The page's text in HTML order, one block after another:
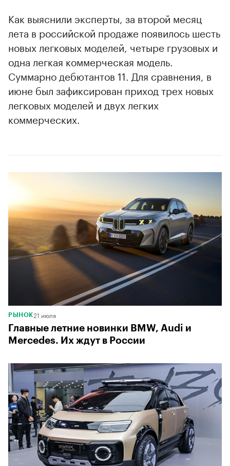
Как выяснили эксперты, за второй месяц
лета в российской продаже появилось шесть
новых легковых моделей, четыре грузовых и
одна легкая коммерческая модель.
Суммарно дебютантов 11. Для сравнения, в
июне был зафиксирован приход трех новых
легковых моделей и двух легких
коммерческих.
00:00 / 00:00
РЫНОК21 июля
Главные летние новинки BMW, Audi и
Mercedes. Их ждут в России